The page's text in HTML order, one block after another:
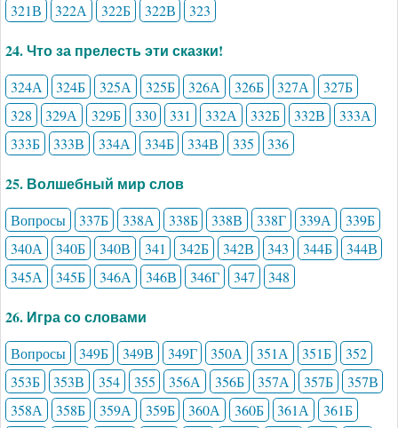
321В
322А 322Б 322В 323
24. Что за прелесть эти сказки!
324А 324Б 325А 325Б 326А 326Б 327А
327Б
328
329А 329Б 330 331 332А 332Б 332В
333А
333Б
333В 334А 334Б 334В 335 336
25. Волшебный мир слов
Вопросы 337Б 338А 338Б 338В 338Г 339А
339Б
340А
340Б 340В 341 342Б 342В 343 344Б
344В
345А
345Б 346А 346В 346Г 347 348
26. Игра со словами
Вопросы 349Б 349В 349Г 350А 351А 351Б
352
353Б
353В 354 355 356А 356Б 357А 357Б
357В
358А
358Б 359А 359Б 360А 360Б 361А
361Б